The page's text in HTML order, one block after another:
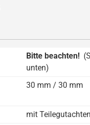
Bitte beachten!
unten)
30 mm / 30 mm
mit Teilegutachten